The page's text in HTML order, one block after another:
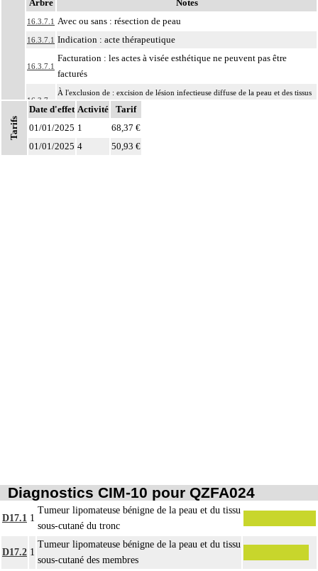
Arbre Notes
16.3.7.1 Avec ou sans : résection de peau
16.3.7.1 Indication : acte thérapeutique
16.3.7.1
Facturation : les actes à visée esthétique ne peuvent pas être
facturés
16.3.7
À l'exclusion de : excision de lésion infectieuse diffuse de la peau et des tissus
mous (cf 16.03.02)
Comprend : exérèse
- de kyste
- les organes génitaux externes et le périnée (cf chapitre 08)
Par atteinte superficielle [susfasciale] de la peau, on entend : toute atteinte de
l'épiderme, du derme et/ou du tissu cellulaire souscutané ne dépassant pas le
fascia superficiel.
Par atteinte profonde de la peau et des tissus mous, on entend : atteinte
Tarifs
Date d'effet Activité
Tarif
01/01/2025 1
68,37 €
01/01/2025 4 50,93 €
Diagnostics CIM-10 pour QZFA024
D17.1 1
Tumeur lipomateuse bénigne de la peau et du tissu
sous-cutané du tronc
D17.2 1
Tumeur lipomateuse bénigne de la peau et du tissu
sous-cutané des membres